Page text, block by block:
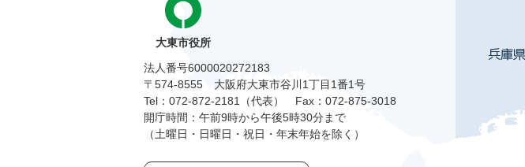
大東市役所
法人番号6000020272183
〒574-8555 大阪府大東市谷川1丁目1番1号
Tel：072-872-2181（代表）
Fax：072-875-3018
開庁時間：午前9時から午後5時30分まで
（土曜日・日曜日・祝日・年末年始を除く）